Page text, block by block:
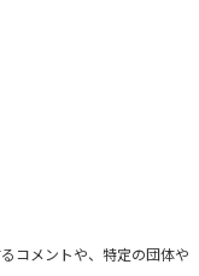
コメントや、特定の団体や